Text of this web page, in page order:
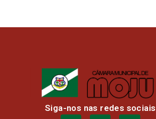
Siga-nos nas redes sociais